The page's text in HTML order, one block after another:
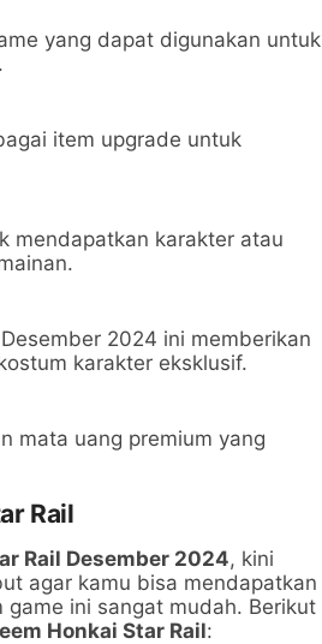
yang dapat digunakan untuk
item upgrade untuk
mendapatkan karakter atau
2024 ini memberikan
karakter eksklusif.
mata uang premium yang
Rail
Rail Desember 2024, kini
agar kamu bisa mendapatkan
ini sangat mudah. Berikut
Honkai Star Rail: